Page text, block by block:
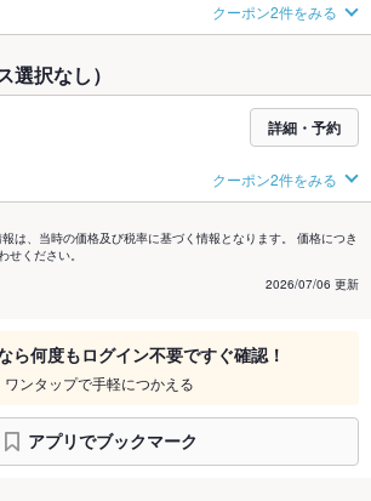
クーポン2件をみる
選択なし）
詳細・予約
クーポン2件をみる
は、当時の価格及び税率に基づく情報となります。 価格につき
せください。
2026/07/06 更新
ら何度もログイン不要ですぐ確認！
ワンタップで手軽につかえる
アプリでブックマーク